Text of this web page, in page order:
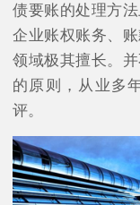
债要账的处理方
企业账权账务、
领域极其擅长。
的原则，从业多
评。